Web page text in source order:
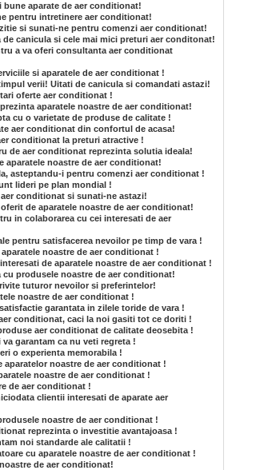
aparate de aer conditionat!
pentru intretinere aer conditionat!
si sunati-ne pentru comenzi aer conditionat!
canicula si cele mai mici preturi aer conditonat!
a va oferi consultanta aer conditionat
si aparatele de aer conditionat !
verii! Uitati de canicula si comandati astazi!
oferte aer conditionat !
aparatele noastre de aer conditionat!
cu o varietate de produse de calitate !
aer conditionat din confortul de acasa!
conditionat la preturi atractive !
de aer conditionat reprezinta solutia ideala!
aparatele noastre de aer conditionat!
asteptandu-i pentru comenzi aer conditionat !
lideri pe plan mondial !
conditionat si sunati-ne astazi!
de aparatele noastre de aer conditionat!
in colaborarea cu cei interesati de aer
pentru satisfacerea nevoilor pe timp de vara !
noastre de aer conditionat !
de aparatele noastre de aer conditionat !
produsele noastre de aer conditionat!
tuturor nevoilor si preferintelor!
noastre de aer conditionat !
garantata in zilele toride de vara !
conditionat, caci la noi gasiti tot ce doriti !
aer conditionat de calitate deosebita !
garantam ca nu veti regreta !
o experienta memorabila !
noastre de aer conditionat !
noastre de aer conditionat !
de aer conditionat !
clientii interesati de aparate aer
noastre de aer conditionat !
reprezinta o investitie avantajoasa !
noi standarde ale calitatii !
cu aparatele noastre de aer conditionat !
de aer conditionat!